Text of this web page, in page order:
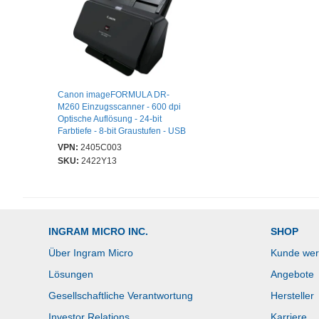
Canon imageFORMULA DR-
M260 Einzugsscanner - 600 dpi
Optische Auflösung - 24-bit
Farbtiefe - 8-bit Graustufen - USB
VPN: 2405C003
SKU: 2422Y13
INGRAM MICRO INC.
Über Ingram Micro
Lösungen
Gesellschaftliche Verantwortung
SHOP
Kunde
Angebote
Hersteller